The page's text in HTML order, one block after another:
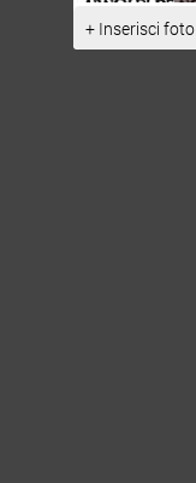
+ Inserisci foto